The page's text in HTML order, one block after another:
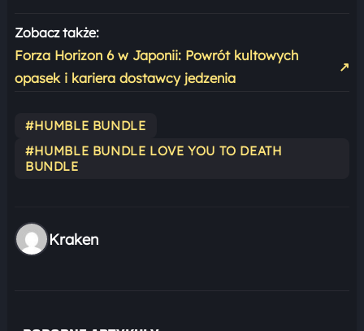
Zobacz także:
Forza Horizon 6 w Japonii: Powrót kultowych
opasek i kariera dostawcy jedzenia
↗
#HUMBLE BUNDLE
#HUMBLE BUNDLE LOVE YOU TO DEATH
BUNDLE
Kraken